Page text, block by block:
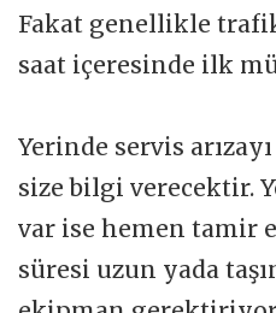
Fakat genellikle
saat içeresinde ilk
Yerinde servis
size bilgi verecektir.
var ise hemen tamir
süresi uzun yada